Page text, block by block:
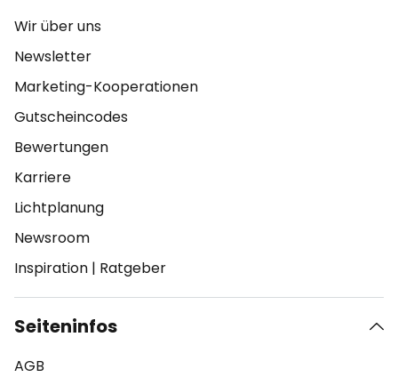
Wir über uns
Newsletter
Marketing-Kooperationen
Gutscheincodes
Bewertungen
Karriere
Lichtplanung
Newsroom
Inspiration | Ratgeber
Seiteninfos
AGB